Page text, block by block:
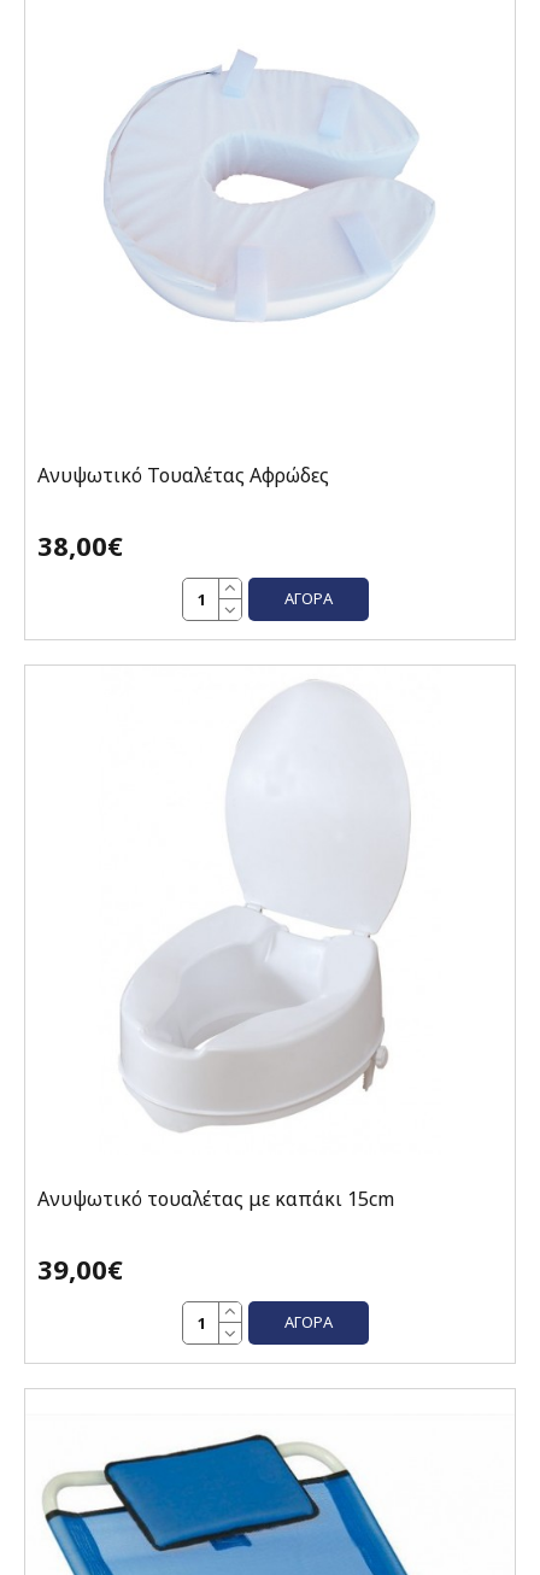
Ανυψωτικό Τουαλέτας Αφρώδες
38,00€
ΑΓΟΡΆ
Ανυψωτικό τουαλέτας με καπάκι 15cm
39,00€
ΑΓΟΡΆ